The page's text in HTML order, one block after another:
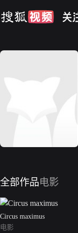
全部作品电影
Circus maximus
电影